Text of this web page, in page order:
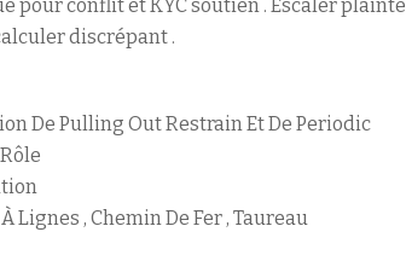
conflit et KYC soutien . Escaler plainte
discrépant .
De Pulling Out Restrain Et De Periodic
Lignes , Chemin De Fer , Taureau